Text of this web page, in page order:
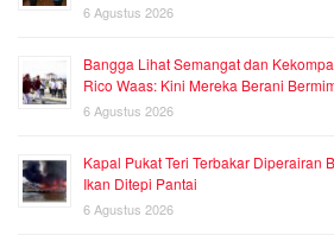
6 Agustus 2026
Bangga Lihat Semangat dan
Rico Waas: Kini Mereka Berani
6 Agustus 2026
Kapal Pukat Teri Terbakar Diperairan
Ikan Ditepi Pantai
6 Agustus 2026